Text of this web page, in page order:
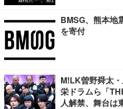
BMSG、熊本地
を寄付
M!LK曽野舜太
栄ドラムら「
人解禁、舞台は